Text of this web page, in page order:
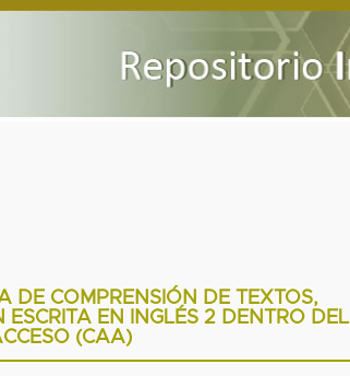
DE COMPRENSIÓN DE TEXTOS,
EN INGLÉS 2 DENTRO DEL
(CAA)